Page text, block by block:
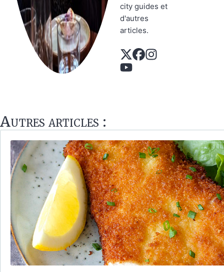
city guides et
d'autres
articles.
Autres articles :